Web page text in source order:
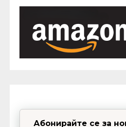
Абонирайте се за